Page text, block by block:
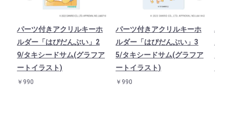
パーツ付きアクリルキーホ
ルダー「はぴだんぶい」2
9/タキシードサム(グラフア
ートイラスト)
￥990
パーツ付きアクリルキーホ
ルダー「はぴだんぶい」3
5/タキシードサム(グラフア
ートイラスト)
￥990
パ